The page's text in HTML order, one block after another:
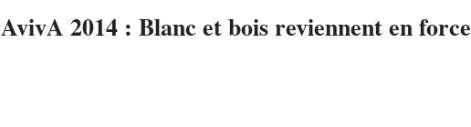
AvivA 2014 : Blanc et bois reviennent en force